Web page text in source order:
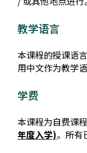
教学语言
本课程的授课语
用中文作为教学语
学费
本课程为自费课
年度入学)。所有